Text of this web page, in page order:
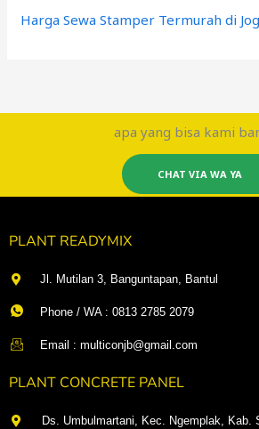
Harga Sewa Stamper Termurah di
apa yang bisa kami
CHAT VIA WA YA
PLANT READYMIX
Jl. Mutilan 3, Banguntapan, Bantul
Phone / WA : 0813 2785 2079
Email : multiconjb@gmail.com
PLANT CONCRETE PANEL
Ds. Umbulmartani, Kec. Ngemplak, Kab.